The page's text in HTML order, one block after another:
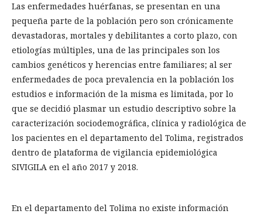
Las enfermedades huérfanas, se presentan en una
pequeña parte de la población pero son crónicamente
devastadoras, mortales y debilitantes a corto plazo, con
etiologías múltiples, una de las principales son los
cambios genéticos y herencias entre familiares; al ser
enfermedades de poca prevalencia en la población los
estudios e información de la misma es limitada, por lo
que se decidió plasmar un estudio descriptivo sobre la
caracterización sociodemográfica, clínica y radiológica de
los pacientes en el departamento del Tolima, registrados
dentro de plataforma de vigilancia epidemiológica
SIVIGILA en el año 2017 y 2018.
En el departamento del Tolima no existe información